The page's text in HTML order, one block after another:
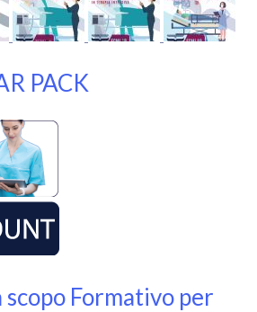
PACK
scopo Formativo per